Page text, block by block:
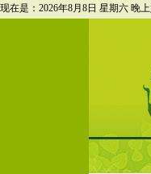
现在是：2026年8月8日 星期六 晚上